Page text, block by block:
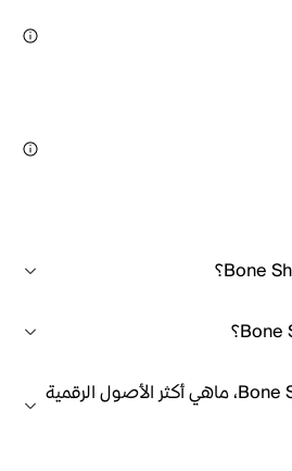
بالإضافة إلى Bone ShibaSwap، ماهي أكثر الأصول الرقمية